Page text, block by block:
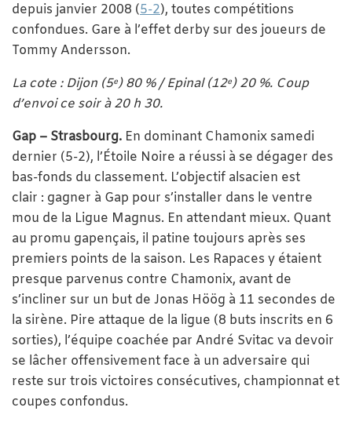
depuis janvier 2008 (5-2), toutes compétitions
confondues. Gare à l’effet derby sur des joueurs de
Tommy Andersson.
La cote : Dijon (5e) 80 % / Epinal (12e) 20 %. Coup
d’envoi ce soir à 20 h 30.
Gap – Strasbourg. En dominant Chamonix samedi
dernier (5-2), l’Étoile Noire a réussi à se dégager des
bas-fonds du classement. L’objectif alsacien est
clair : gagner à Gap pour s’installer dans le ventre
mou de la Ligue Magnus. En attendant mieux. Quant
au promu gapençais, il patine toujours après ses
premiers points de la saison. Les Rapaces y étaient
presque parvenus contre Chamonix, avant de
s’incliner sur un but de Jonas Höög à 11 secondes de
la sirène. Pire attaque de la ligue (8 buts inscrits en 6
sorties), l’équipe coachée par André Svitac va devoir
se lâcher offensivement face à un adversaire qui
reste sur trois victoires consécutives, championnat et
coupes confondus.